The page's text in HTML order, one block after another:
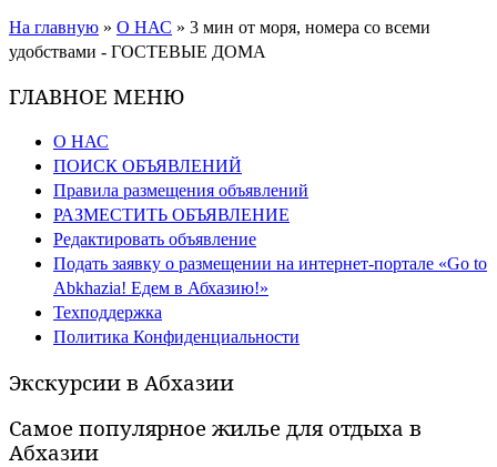
На главную » О НАС » 3 мин от моря, номера со всеми
удобствами - ГОСТЕВЫЕ ДОМА
ГЛАВНОЕ МЕНЮ
О НАС
ПОИСК ОБЪЯВЛЕНИЙ
Правила размещения объявлений
РАЗМЕСТИТЬ ОБЪЯВЛЕНИЕ
Редактировать объявление
Подать заявку о размещении на интернет-портале «Go to
Abkhazia! Едем в Абхазию!»
Техподдержка
Политика Конфиденциальности
Экскурсии в Абхазии
Самое популярное жилье для отдыха в
Абхазии